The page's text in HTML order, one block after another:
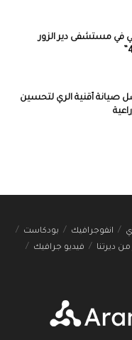
في مستشفى دير الزور
صيانة أقنية الري لتحسين
انفوجرافيك
بودكاست
ديرتنا
فيديو جرافيك